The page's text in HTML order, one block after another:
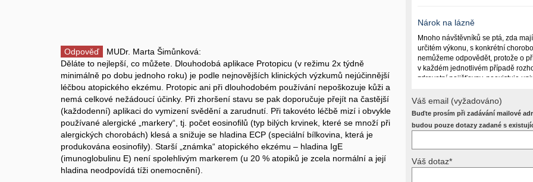
Odpověď
MUDr. Marta Šimůnková:
Děláte to nejlepší, co můžete. Dlouhodobá aplikace Protopicu (v režimu 2x týdně
minimálně po dobu jednoho roku) je podle nejnovějších klinických výzkumů nejúčinnější
léčbou atopického ekzému. Protopic ani při dlouhodobém používání nepoškozuje kůži a
nemá celkové nežádoucí účinky. Při zhoršení stavu se pak doporučuje přejít na častější
(každodenní) aplikaci do vymizení svědění a zarudnutí. Při takovéto léčbě mizí i obvykle
používané alergické „markery“, tj. počet eosinofilů (typ bilých krvinek, které se množí při
alergických chorobách) klesá a snižuje se hladina ECP (speciální bílkovina, která je
produkována eosinofily). Starší „známka“ atopického ekzému – hladina IgE
(imunoglobulinu E) není spolehlivým markerem (u 20 % atopiků je zcela normální a její
hladina neodpovídá tíži onemocnění).
Nárok na lázně
Mnoho návštěvníků se ptá, zda mají
určitém výkonu, s konkrétní
nemůžeme odpovědět, protože o
v každém jednotlivém případě
zdravotní pojišťovny, neexistuje
(kuřáctví, inkontinence), funkčním
dalších zdravotních okolnostech.
Požádejte svého ošetřujícího
Váš email (vyžadováno)
Buďte prosím při zadávání mailové
budou pouze dotazy zadané s
Váš dotaz*